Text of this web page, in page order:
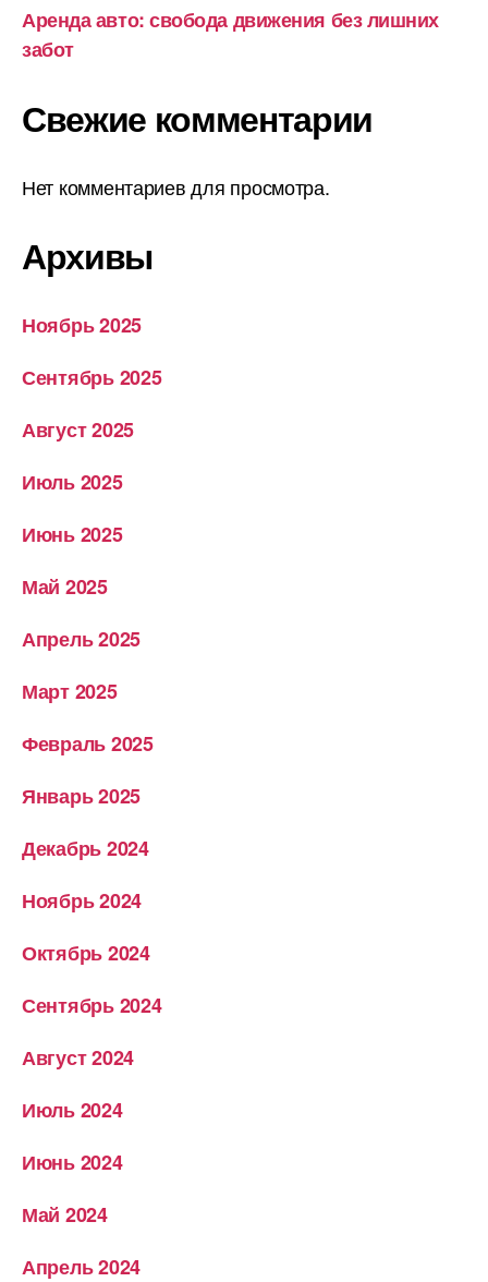
Аренда авто: свобода движения без лишних
забот
Свежие комментарии
Нет комментариев для просмотра.
Архивы
Ноябрь 2025
Сентябрь 2025
Август 2025
Июль 2025
Июнь 2025
Май 2025
Апрель 2025
Март 2025
Февраль 2025
Январь 2025
Декабрь 2024
Ноябрь 2024
Октябрь 2024
Сентябрь 2024
Август 2024
Июль 2024
Июнь 2024
Май 2024
Апрель 2024